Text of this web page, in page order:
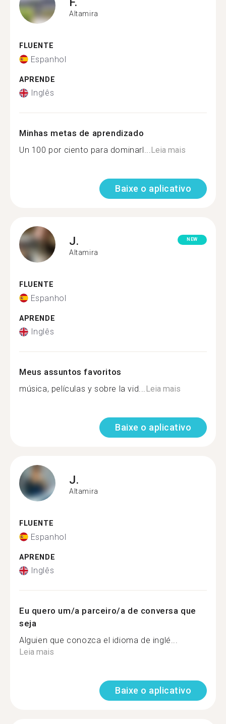
Altamira
FLUENTE
Espanhol
APRENDE
Inglês
Minhas metas de aprendizado
Un 100 por ciento para dominarl...Leia mais
Baixe o aplicativo
J.
Altamira
NEW
FLUENTE
Espanhol
APRENDE
Inglês
Meus assuntos favoritos
música, películas y sobre la vid...Leia mais
Baixe o aplicativo
J.
Altamira
FLUENTE
Espanhol
APRENDE
Inglês
Eu quero um/a parceiro/a de conversa que
seja
Alguien que conozca el idioma de inglé...
Leia mais
Baixe o aplicativo